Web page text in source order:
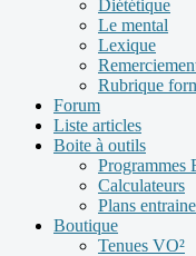
Diététique
Le mental
Lexique
Rubrique
Forum
Liste articles
Boite à outils
Programmes
Calculateurs
Plans
Boutique
Tenues VO²